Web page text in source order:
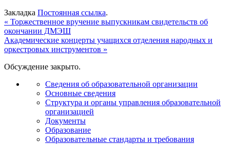
Закладка Постоянная ссылка.
« Торжественное вручение выпускникам свидетельств об
окончании ДМЭШ
Академические концерты учащихся отделения народных и
оркестровых инструментов »
Обсуждение закрыто.
Сведения об образовательной организации
Основные сведения
Структура и органы управления образовательной
организацией
Документы
Образование
Образовательные стандарты и требования